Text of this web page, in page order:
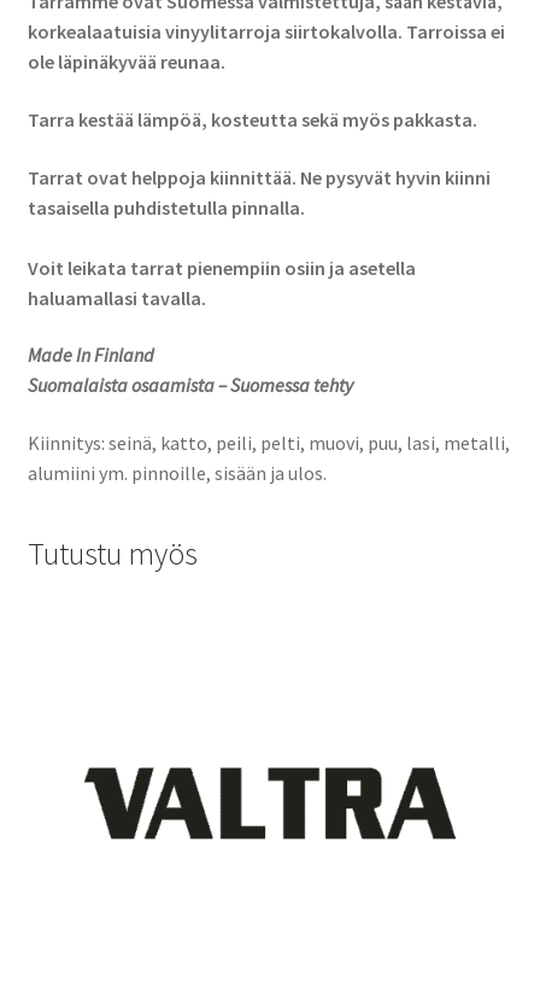
korkealaatuisia vinyylitarroja siirtokalvolla. Tarroissa ei
ole läpinäkyvää reunaa.
Tarra kestää lämpöä, kosteutta sekä myös pakkasta.
Tarrat ovat helppoja kiinnittää. Ne pysyvät hyvin kiinni
tasaisella puhdistetulla pinnalla.
Voit leikata tarrat pienempiin osiin ja asetella
haluamallasi tavalla.
Made In Finland
Suomalaista osaamista – Suomessa tehty
Kiinnitys: seinä, katto, peili, pelti, muovi, puu, lasi, metalli,
alumiini ym. pinnoille, sisään ja ulos.
Tutustu myös